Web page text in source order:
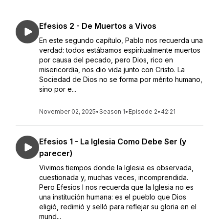
Efesios 2 - De Muertos a Vivos
En este segundo capítulo, Pablo nos recuerda una
verdad: todos estábamos espiritualmente muertos
por causa del pecado, pero Dios, rico en
misericordia, nos dio vida junto con Cristo. La
Sociedad de Dios no se forma por mérito humano,
sino por e...
November 02, 2025•Season 1• Episode 2• 42:21
Efesios 1 - La Iglesia Como Debe Ser (y
parecer)
Vivimos tiempos donde la Iglesia es observada,
cuestionada y, muchas veces, incomprendida.
Pero Efesios I nos recuerda que la Iglesia no es
una institución humana: es el pueblo que Dios
eligió, redimió y selló para reflejar su gloria en el
mund...